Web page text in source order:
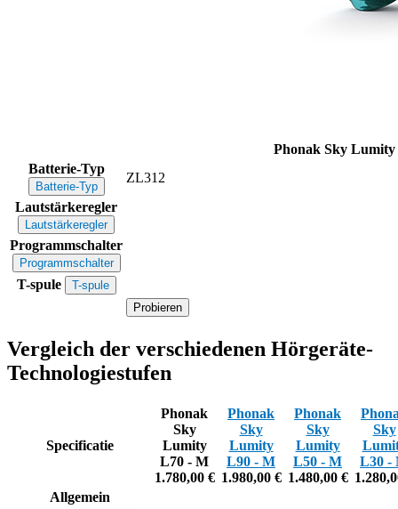
Phonak Sky
Batterie-Typ
Batterie-Typ
ZL312
Lautstärkeregler
Lautstärkeregler
Programmschalter
Programmschalter
T-spule
T-spule
Probieren
Vergleich der verschiedenen Hörgeräte-
Technologiestufen
Specificatie
Phonak
Sky
Lumity
L70 - M
1.780,00 €
Phonak
Sky
Lumity
L90 - M
1.980,00 €
Phonak
Sky
Lumity
L50 - M
1.480,00 €
Sky
L30 -
Allgemein